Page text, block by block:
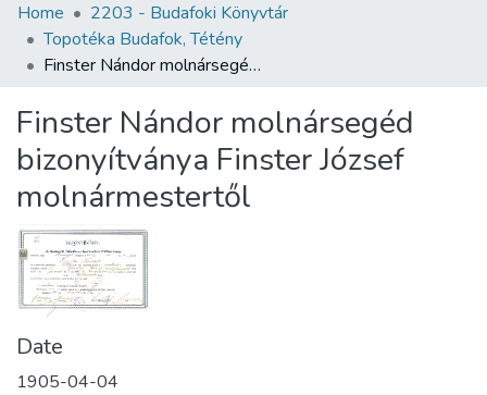
Communities & Collections
All of DSpace
About us
Home
2203 - Budafoki Könyvtár
Topotéka Budafok, Tétény
Finster Nándor molnársegéd bizonyítványa Finster József molnármestertől
Finster Nándor molnársegéd
bizonyítványa Finster József
molnármestertől
Date
1905-04-04